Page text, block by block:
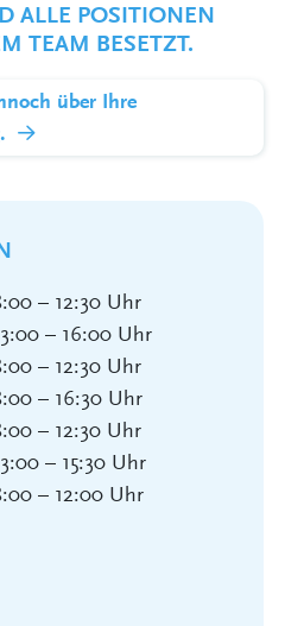
ALLE POSITIONEN
TEAM BESETZT.
über Ihre
– 12:30 Uhr
– 16:00 Uhr
– 12:30 Uhr
– 16:30 Uhr
– 12:30 Uhr
– 15:30 Uhr
– 12:00 Uhr